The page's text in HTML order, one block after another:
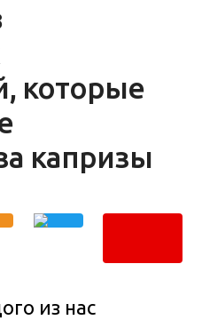
которые
капризы
из нас